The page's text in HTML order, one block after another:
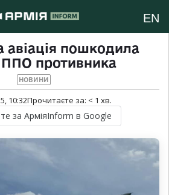
EN
авіація пошкодила
ППО противника
НОВИНИ
10:32Прочитаєте за: < 1 хв.
за АрміяInform в Google